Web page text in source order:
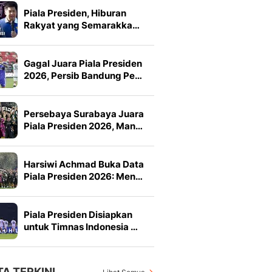
Piala Presiden, Hiburan
Rakyat yang Semarakka…
Gagal Juara Piala Presiden
2026, Persib Bandung Pe…
Persebaya Surabaya Juara
Piala Presiden 2026, Man…
Harsiwi Achmad Buka Data
Piala Presiden 2026: Men…
Piala Presiden Disiapkan
untuk Timnas Indonesia …